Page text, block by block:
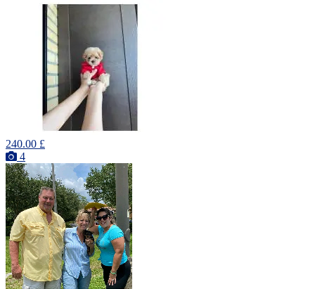
240.00 £
4